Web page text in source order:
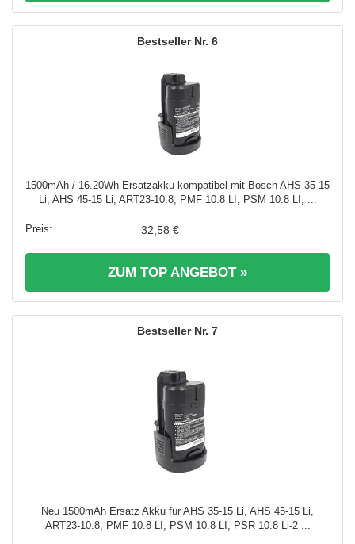
6
1500mAh / 16.20Wh Ersatzakku kompatibel mit Bosch AHS 35-15
Li, AHS 45-15 Li, ART23-10.8, PMF 10.8 LI, PSM 10.8 LI, ...
32,58 €
ZUM TOP ANGEBOT »
7
Neu 1500mAh Ersatz Akku für AHS 35-15 Li, AHS 45-15 Li,
ART23-10.8, PMF 10.8 LI, PSM 10.8 LI, PSR 10.8 Li-2 ...